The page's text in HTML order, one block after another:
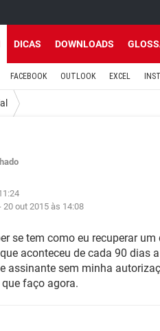
DICAS DOWNLOADS
FACEBOOK OUTLOOK EXCEL
20 out 2015 às 14:08
se tem como eu recuperar
aconteceu de cada 90 dias
assinante sem minha
faço agora.